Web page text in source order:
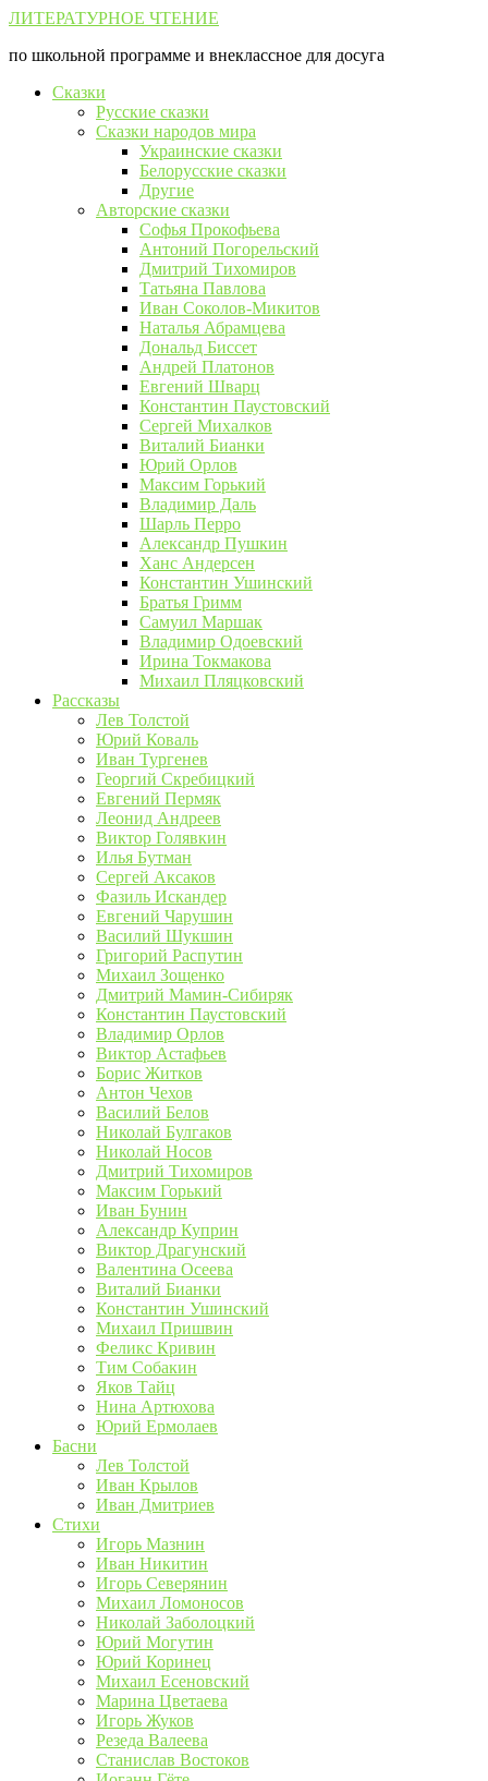
Перейти
контенту
ЛИТЕРАТУРНОЕ ЧТЕНИЕ
по школьной программе и внеклассное для досуга
Сказки
Русские сказки
Сказки народов мира
Украинские сказки
Белорусские сказки
Другие
Авторские сказки
Софья Прокофьева
Антоний Погорельский
Дмитрий Тихомиров
Татьяна Павлова
Иван Соколов-Микитов
Наталья Абрамцева
Дональд Биссет
Андрей Платонов
Евгений Шварц
Константин Паустовский
Сергей Михалков
Виталий Бианки
Юрий Орлов
Максим Горький
Владимир Даль
Шарль Перро
Александр Пушкин
Ханс Андерсен
Константин Ушинский
Братья Гримм
Самуил Маршак
Владимир Одоевский
Ирина Токмакова
Михаил Пляцковский
Рассказы
Лев Толстой
Юрий Коваль
Иван Тургенев
Георгий Скребицкий
Евгений Пермяк
Леонид Андреев
Виктор Голявкин
Илья Бутман
Сергей Аксаков
Фазиль Искандер
Евгений Чарушин
Василий Шукшин
Григорий Распутин
Михаил Зощенко
Дмитрий Мамин-Сибиряк
Константин Паустовский
Владимир Орлов
Виктор Астафьев
Борис Житков
Антон Чехов
Василий Белов
Николай Булгаков
Николай Носов
Дмитрий Тихомиров
Максим Горький
Иван Бунин
Александр Куприн
Виктор Драгунский
Валентина Осеева
Виталий Бианки
Константин Ушинский
Михаил Пришвин
Феликс Кривин
Тим Собакин
Яков Тайц
Нина Артюхова
Юрий Ермолаев
Басни
Лев Толстой
Иван Крылов
Иван Дмитриев
Стихи
Игорь Мазнин
Иван Никитин
Игорь Северянин
Михаил Ломоносов
Николай Заболоцкий
Юрий Могутин
Юрий Коринец
Михаил Есеновский
Марина Цветаева
Игорь Жуков
Резеда Валеева
Станислав Востоков